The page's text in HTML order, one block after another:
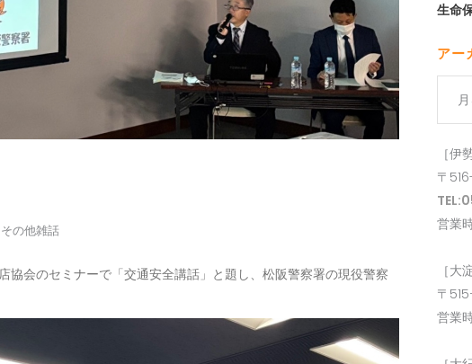
その他雑話
協会のセミナーで「交通安全講話」と題し、松阪警察署の現役警察
生命
アー
イ
ブ
［伊
〒
営業
［大
〒
営業